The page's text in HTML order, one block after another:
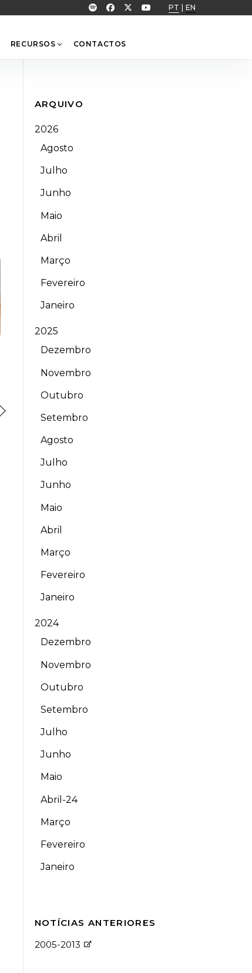
PT EN
RECURSOS CONTACTOS
ARQUIVO
2026
Agosto
Julho
Junho
Maio
Abril
Março
Fevereiro
Janeiro
2025
Dezembro
Novembro
Outubro
Setembro
Agosto
Julho
Junho
Maio
Abril
Março
Fevereiro
Janeiro
2024
Dezembro
Novembro
Outubro
Setembro
Julho
Junho
Maio
Abril-24
Março
Fevereiro
Janeiro
NOTÍCIAS ANTERIORES
2005-2013